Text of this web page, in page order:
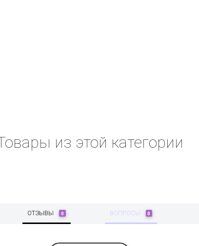
Товары из этой категории
ОТЗЫВЫ 0 ВОПРОСЫ 0